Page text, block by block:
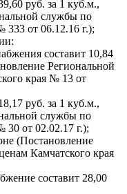
руб. за 1 куб.м.,
службы по
от 06.12.16 г.);
составит 10,84
Региональной
края № 13 от
руб. за 1 куб.м.,
службы по
от 02.02.17 г.);
(Постановление
Камчатского края
составит 28,00